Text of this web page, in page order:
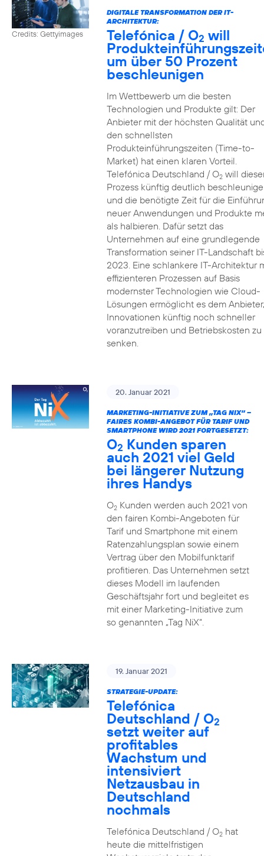
Credits: Gettyimages
DIGITALE TRANSFORMATION DER IT-
ARCHITEKTUR:
Telefónica / O2 will
um über 50 Prozent
beschleunigen
Im Wettbewerb um die besten
Technologien und Produkte gilt: Der
Anbieter mit der höchsten Qualität
den schnellsten
Produkteinführungszeiten (Time-to-
Market) hat einen klaren Vorteil.
Telefónica Deutschland / O2will
Prozess künftig deutlich
und die benötigte Zeit für die
neuer Anwendungen und Produkte
als halbieren. Dafür setzt das
Unternehmen auf eine grundlegende
Transformation seiner IT-Landschaft
2023. Eine schlankere IT-Architektur
effizienteren Prozessen auf Basis
modernster Technologien wie Cloud-
Lösungen ermöglicht es dem Anbieter,
Innovationen künftig noch schneller
voranzutreiben und Betriebskosten zu
senken.
20. Januar 2021
MARKETING-INITIATIVE ZUM „TAG NIX“ –
FAIRES KOMBI-ANGEBOT FÜR TARIF UND
SMARTPHONE WIRD 2021 FORTGESETZT:
O2 Kunden sparen
auch 2021 viel Geld
bei längerer Nutzung
ihres Handys
O2Kunden werden auch 2021 von
den fairen Kombi-Angeboten für
Tarif und Smartphone mit einem
Ratenzahlungsplan sowie einem
Vertrag über den Mobilfunktarif
profitieren. Das Unternehmen setzt
dieses Modell im laufenden
Geschäftsjahr fort und begleitet es
mit einer Marketing-Initiative zum
so genannten „Tag NiX“.
19. Januar 2021
STRATEGIE-UPDATE:
Telefónica
Deutschland / O2
setzt weiter auf
profitables
Wachstum und
intensiviert
Netzausbau in
Deutschland
nochmals
Telefónica Deutschland / O2hat
heute die mittelfristigen